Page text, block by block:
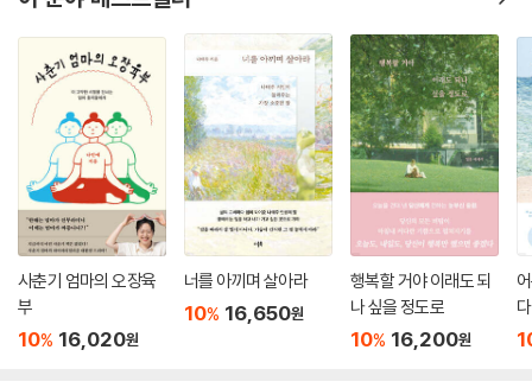
론에 기대 창조적인회화는 시에 가까이 다가가되 결코 시로 넘어들어 가서
는 안 된다는 회화론을 마련했다. 시적인 섬세한 감정과 재능이 없이는 어
떤 예술도 새로움을 주지 못한다는 것. 나는 피카소에게, 그리고 스페인의
화가들에게 미리 경배하지는 않기로 했다.
---「2부 ‘프라도에서 만난 피카소’」중에서
이럴 때 혼자 있는 외로움은 얼마나 달콤한지, 아무리 여행이 힘들어도 혼
자 외로울래? 함께 시끄러울래? 하고 물으면 나는 전자를 택할 것이다. 본
시 외로운 게 인생이라는데 여행이라고 다를까.
---「2부 ‘바퀴만큼 유혹적인 존재가 있을까’」중에서
기도 한다. 일상에서의 여행, 그린 노마드를 즐기는 순간도 빼놓을 수 없다.
영축산 통도사, 금산사 미륵전, 무릉계곡과 삼화사 등 사찰의 풍경 소리를
들으며 걷던 기억도 글로 남겼다.
광활한 자연 앞에서 마시는 차 한 잔은 새로운 길을 열어주는 틈이고 쉼인
동시에 피안의 문을 여는 열쇠 같기도 하다. 곳곳의 풍경을 마주해 본 저자
는 누구보다 자연의 변화를 통감한다. 사바나 아카시아 나무의 벌통은 비
어가고 물이 다 말라버린 마을은 폐허가 되었다. 자연을 거스르지 않고 살
아가던 이들의 삶이 기후 변화로 인해 황폐화되는 모습은 우리의 내일에
대해 고민해 보게 한다.
저자는 자연만큼이나 사람에게도 큰 관심을 가진다. 다시 돌아오기를 바라
는 마음으로 작별 인사를 하지 않은 잔지바르의 무함마드, 말라위 바나나
사춘기 엄마의 오장육
부
10% 16,020원
너를 아끼며 살아라
10% 16,650원
행복할 거야 이래도 되
나 싶을 정도로
10% 16,200원
다